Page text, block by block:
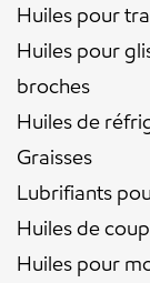
Huiles pour
Huiles pour
broches
Huiles de
Graisses
Lubrifiants
Huiles de
Huiles pour